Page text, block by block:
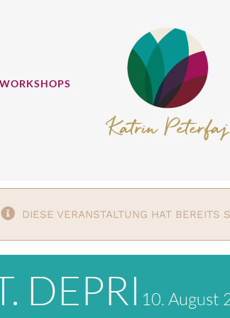
DIESE VERANSTALTUNG HAT BEREITS
DEPRI 10. August